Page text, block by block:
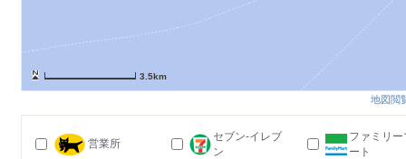
3.5km
地図閲
営業所
セブン-イレブ
ン
ファミリー
ート